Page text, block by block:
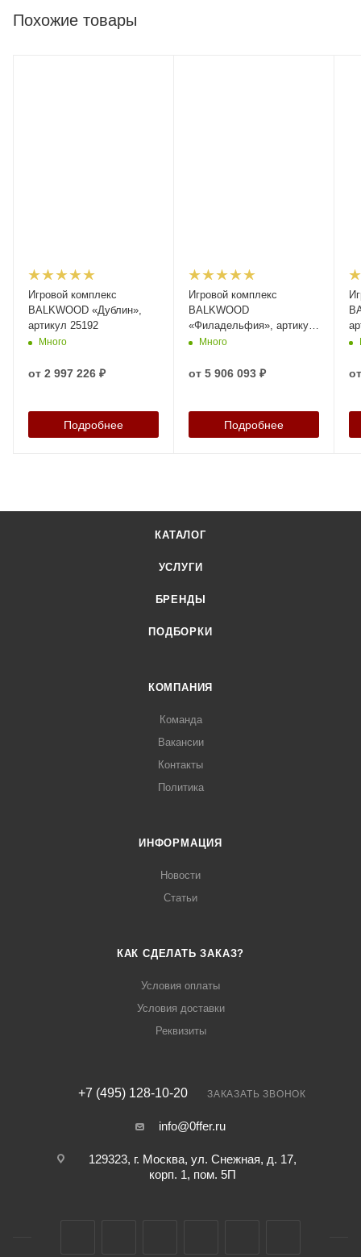
Похожие товары
Игровой комплекс
BALKWOOD «Дублин»,
артикул 25192
Много
от 2 997 226 ₽
Подробнее
Игровой комплекс
BALKWOOD
«Филадельфия», артикул
25200
Много
от 5 906 093 ₽
Подробнее
КАТАЛОГ
УСЛУГИ
БРЕНДЫ
ПОДБОРКИ
КОМПАНИЯ
Команда
Вакансии
Контакты
Политика
ИНФОРМАЦИЯ
Новости
Статьи
КАК СДЕЛАТЬ ЗАКАЗ?
Условия оплаты
Условия доставки
Реквизиты
+7 (495) 128-10-20 ЗАКАЗАТЬ ЗВОНОК
info@0ffer.ru
129323, г. Москва, ул. Снежная, д. 17,
корп. 1, пом. 5П